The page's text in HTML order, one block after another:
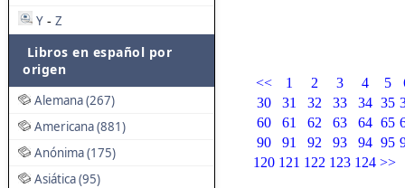
Y - Z
Libros en español por
origen
Alemana (267)
Americana (881)
Anónima (175)
Asiática (95)
<< 1 2 3 4 5
30
31 32 33 34 35
60
61 62 63 64 65
90
91 92 93 94 95
120 121 122 123 124 >>